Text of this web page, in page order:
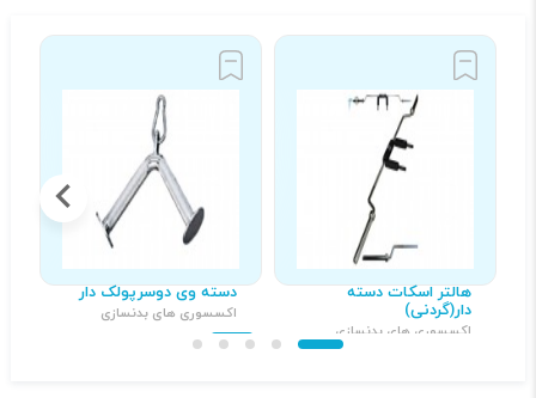
هالتر اسکات دسته
دار(گردنی)
اکسسوری های بدنسازی
دسته وی دوسرپولک دار
اکسسوری های بدنسازی